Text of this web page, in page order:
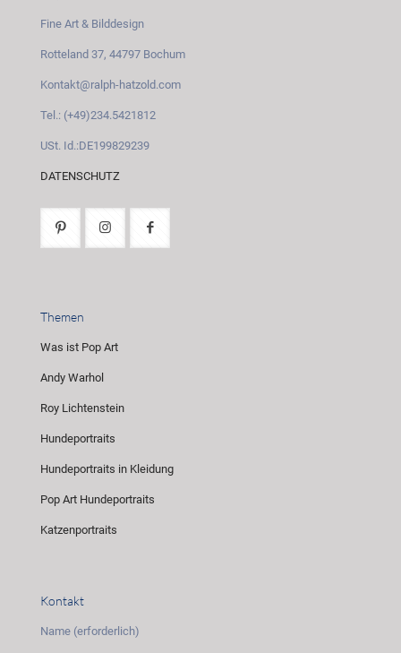
Fine Art & Bilddesign
Rotteland 37, 44797 Bochum
Kontakt@ralph-hatzold.com
Tel.: (+49)234.5421812
USt. Id.:DE199829239
DATENSCHUTZ
Themen
Was ist Pop Art
Andy Warhol
Roy Lichtenstein
Hundeportraits
Hundeportraits in Kleidung
Pop Art Hundeportraits
Katzenportraits
Kontakt
Name (erforderlich)